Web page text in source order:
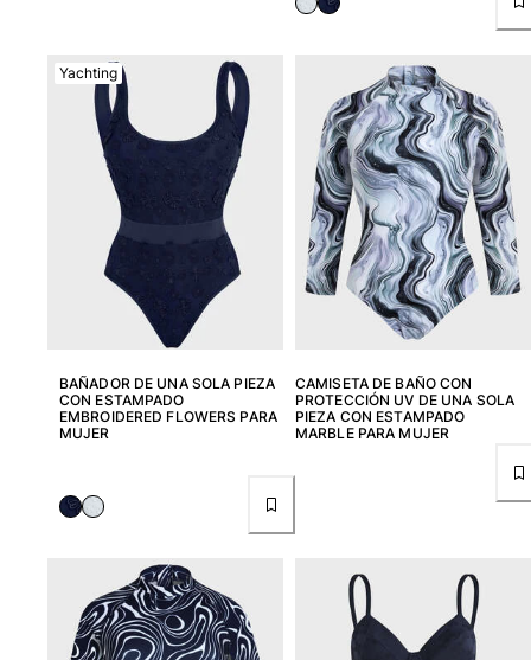
BAÑADOR DE UNA SOLA PIEZA
CON ESTAMPADO
EMBROIDERED FLOWERS PARA
MUJER
Yachting
CAMISETA DE BAÑO CON
PROTECCIÓN UV DE UNA SOLA
PIEZA CON ESTAMPADO
MARBLE PARA MUJER